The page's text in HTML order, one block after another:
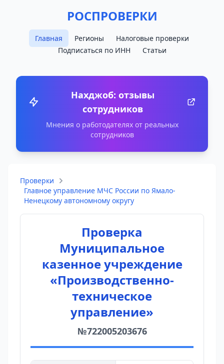
РОСПРОВЕРКИ
Главная Регионы
Налоговые проверки
Подписаться по ИНН
Статьи
Нахджоб: отзывы
сотрудников
Мнения о работодателях от реальных
сотрудников
Проверки
Главное управление МЧС России по Ямало-
Ненецкому автономному округу
Проверка
Муниципальное
казенное учреждение
«Производственно-
техническое
управление»
№722005203676